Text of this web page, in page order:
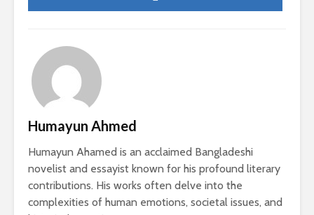
Humayun Ahmed
Humayun Ahamed is an acclaimed Bangladeshi
novelist and essayist known for his profound literary
contributions. His works often delve into the
complexities of human emotions, societal issues, and